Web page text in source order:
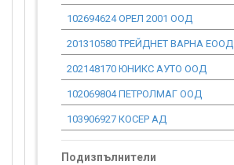
102694624 ОРЕЛ 2001 ООД
201310580 ТРЕЙДНЕТ ВАРНА ЕООД
202148170 ЮНИКС АУТО ООД
102069804 ПЕТРОЛМАГ ООД
103906927 КОСЕР АД
Подизпълнители